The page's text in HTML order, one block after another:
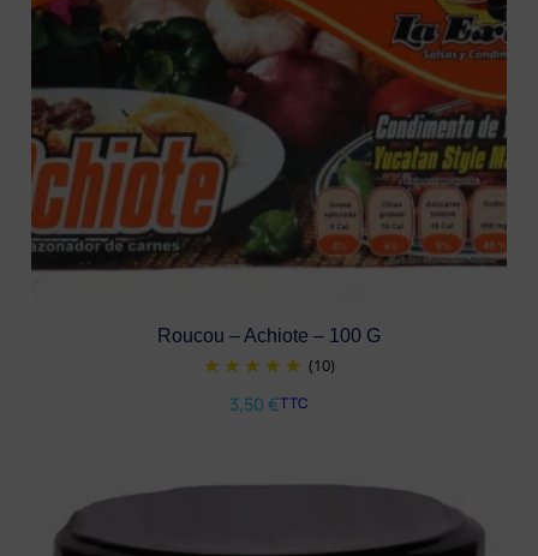
Roucou – Achiote – 100 G
(10)
3,50 €TTC